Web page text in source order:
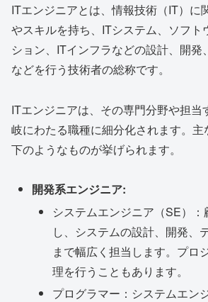
ITエンジニアとは、情報技術（IT）に
やスキルを持ち、ITシステム、ソフト
ション、ITインフラなどの設計、開発
などを行う技術者の総称です。
ITエンジニアは、その専門分野や担当
岐にわたる職種に細分化されます。主
下のようなものが挙げられます。
開発系エンジニア:
システムエンジニア（SE）
し、システムの設計、開発、
まで幅広く担当します。プロ
理を行うこともあります。
プログラマー：システムエン